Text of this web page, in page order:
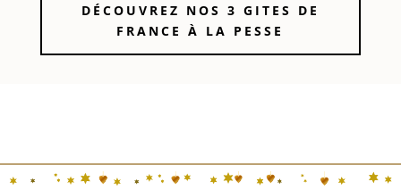
DÉCOUVREZ NOS 3 GITES DE
FRANCE À LA PESSE